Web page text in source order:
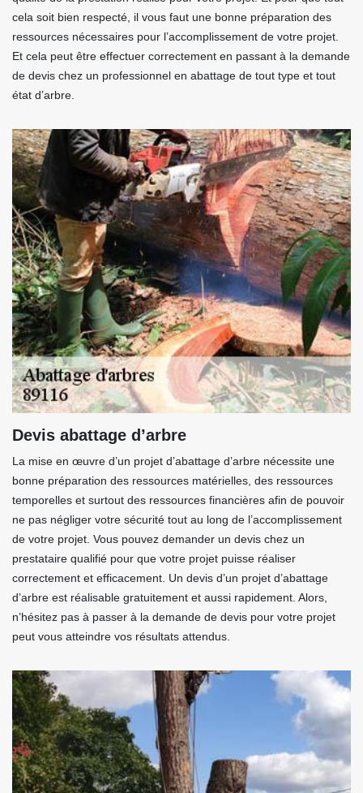
cela soit bien respecté, il vous faut une bonne préparation des
ressources nécessaires pour l’accomplissement de votre projet.
Et cela peut être effectuer correctement en passant à la demande
de devis chez un professionnel en abattage de tout type et tout
état d’arbre.
Devis abattage d’arbre
La mise en œuvre d’un projet d’abattage d’arbre nécessite une
bonne préparation des ressources matérielles, des ressources
temporelles et surtout des ressources financières afin de pouvoir
ne pas négliger votre sécurité tout au long de l’accomplissement
de votre projet. Vous pouvez demander un devis chez un
prestataire qualifié pour que votre projet puisse réaliser
correctement et efficacement. Un devis d’un projet d’abattage
d’arbre est réalisable gratuitement et aussi rapidement. Alors,
n’hésitez pas à passer à la demande de devis pour votre projet
peut vous atteindre vos résultats attendus.